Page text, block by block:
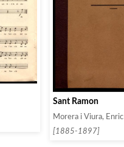
Sant Ramon
Morera i Viura, Enric
[1885-1897]